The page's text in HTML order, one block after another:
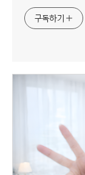
구독하기